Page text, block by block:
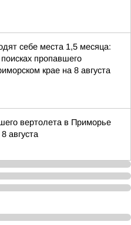
себе места 1,5 месяца:
пропавшего
крае на 8 августа
вертолета в Приморье
августа